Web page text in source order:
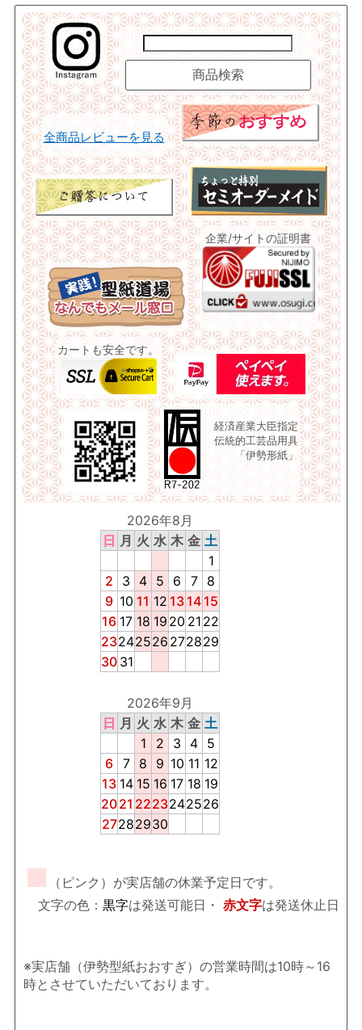
全商品レビューを見る
企業/サイトの証明書
カートも安全です。
経済産業大臣指定
伝統的工芸品用具
「伊勢形紙」
2026年8月
日 月 火 水 木 金 土
1
2
3 4 5 6 7
8
9 10 11 12 13 14 15
16 17 18 19 20 21 22
23242526 272829
30 31
2026年9月
日 月 火 水 木 金 土
1
2 3 4 5
6 7 8 9 10 11 12
13 14 15 16 17 18 19
2021 2223242526
27282930
■
（ピンク）が実店舗の休業予定日です。
文字の色： 黒字は発送可能日・ 赤文字は発送休止日
※実店舗（伊勢型紙おおすぎ）の営業時間は10時～16
時とさせていただいております。